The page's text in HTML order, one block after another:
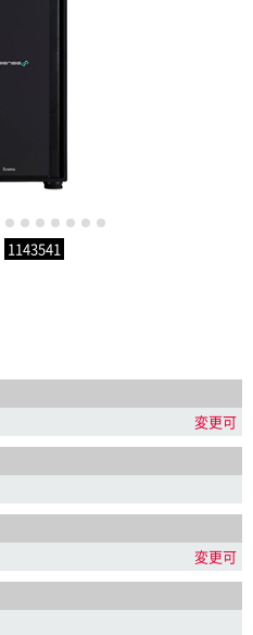
6 7 8 9 10 11 12
1143541
変更可
変更可